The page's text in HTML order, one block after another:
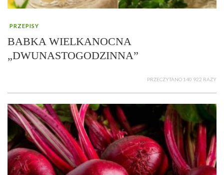
PRZEPISY
BABKA WIELKANOCNA
„DWUNASTOGODZINNA”
PRZECZYTANO 140 922 RAZY